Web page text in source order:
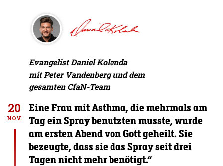
Evangelist Daniel Kolenda
mit Peter Vandenberg und dem
gesamten CfaN-Team
20
NOV.
Eine Frau mit Asthma, die mehrmals am
Tag ein Spray benutzten musste, wurde
am ersten Abend von Gott geheilt. Sie
bezeugte, dass sie das Spray seit drei
Tagen nicht mehr benötigt.“